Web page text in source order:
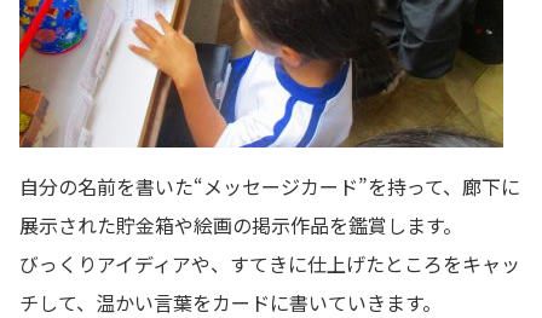
自分の名前を書いた“メッセージカード”を持って、廊下に
展示された貯金箱や絵画の掲示作品を鑑賞します。
びっくりアイディアや、すてきに仕上げたところをキャッ
チして、温かい言葉をカードに書いていきます。